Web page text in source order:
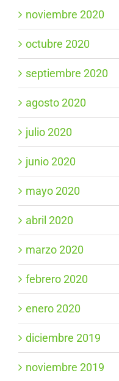
noviembre 2020
octubre 2020
septiembre 2020
agosto 2020
julio 2020
junio 2020
mayo 2020
abril 2020
marzo 2020
febrero 2020
enero 2020
diciembre 2019
noviembre 2019